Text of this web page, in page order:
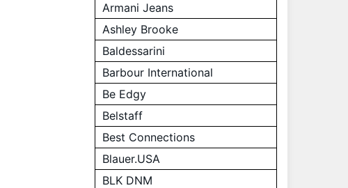
Armani Jeans
Ashley Brooke
Baldessarini
Barbour International
Be Edgy
Belstaff
Best Connections
Blauer.USA
BLK DNM